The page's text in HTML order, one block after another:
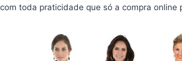
com toda praticidade que só a compra online